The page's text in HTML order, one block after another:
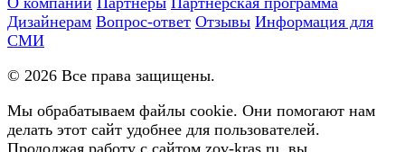
Дизайнерам Вопрос-ответ Отзывы Информация для
СМИ
© 2026 Все права защищены.
Мы обрабатываем файлы cookie. Они помогают нам
делать этот сайт удобнее для пользователей.
Продолжая работу с сайтом zov-kras.ru, вы